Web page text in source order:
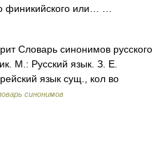
финикийского или… …
Словарь синонимов русского
М.: Русский язык. З. Е.
язык сущ., кол во
синонимов